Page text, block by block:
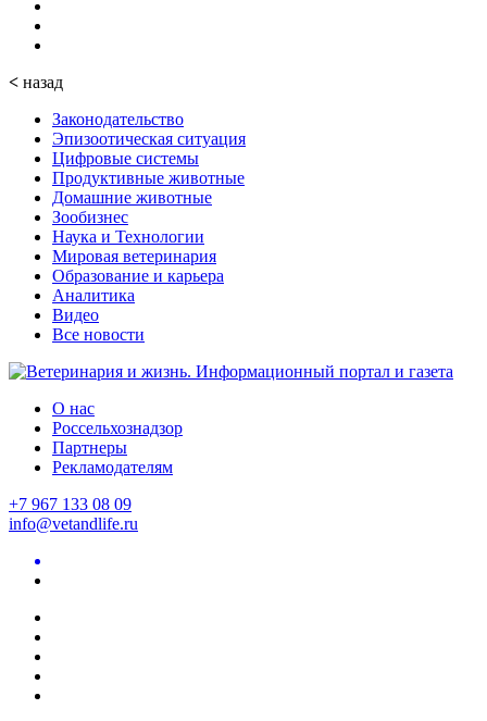
< назад
Законодательство
Эпизоотическая ситуация
Цифровые системы
Продуктивные животные
Домашние животные
Зообизнес
Наука и Технологии
Мировая ветеринария
Образование и карьера
Аналитика
Видео
Все новости
О нас
Россельхознадзор
Партнеры
Рекламодателям
+7 967 133 08 09
info@vetandlife.ru